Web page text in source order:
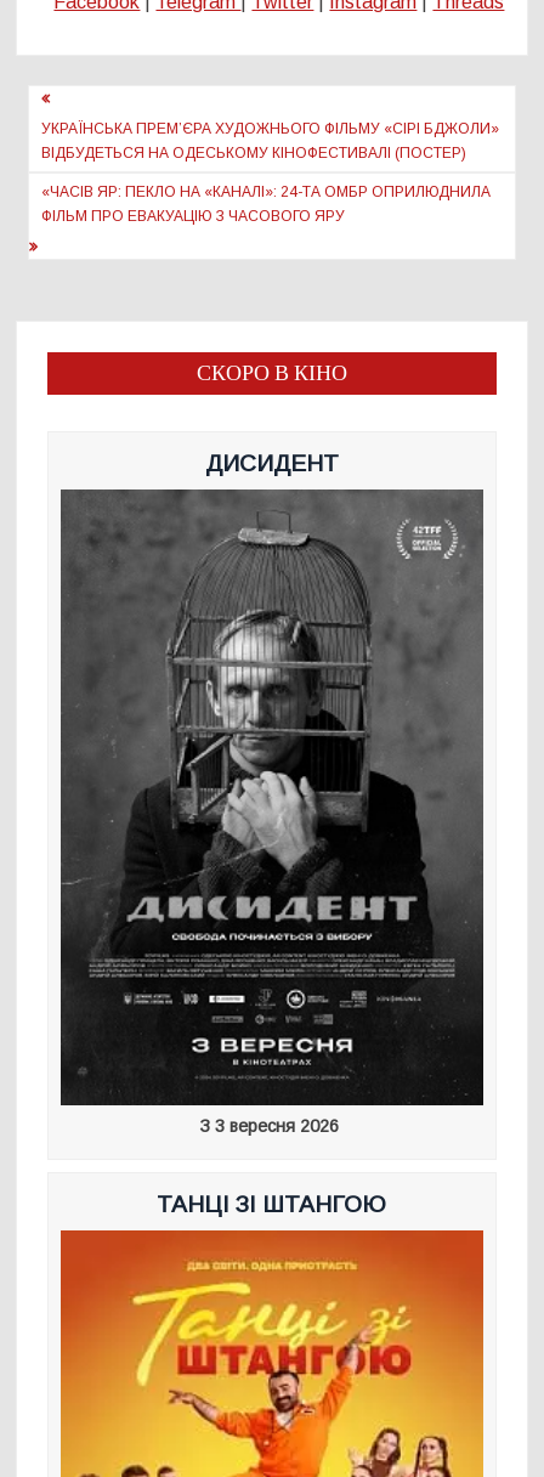
Навігація
записів
УКРАЇНСЬКА ПРЕМ’ЄРА ХУДОЖНЬОГО ФІЛЬМУ «СІРІ БДЖОЛИ»
ВІДБУДЕТЬСЯ НА ОДЕСЬКОМУ КІНОФЕСТИВАЛІ (ПОСТЕР)
«ЧАСІВ ЯР: ПЕКЛО НА «КАНАЛІ»: 24-ТА ОМБР ОПРИЛЮДНИЛА
ФІЛЬМ ПРО ЕВАКУАЦІЮ З ЧАСОВОГО ЯРУ
СКОРО В КІНО
ДИСИДЕНТ
З 3 вересня 2026
ТАНЦІ ЗІ ШТАНГОЮ